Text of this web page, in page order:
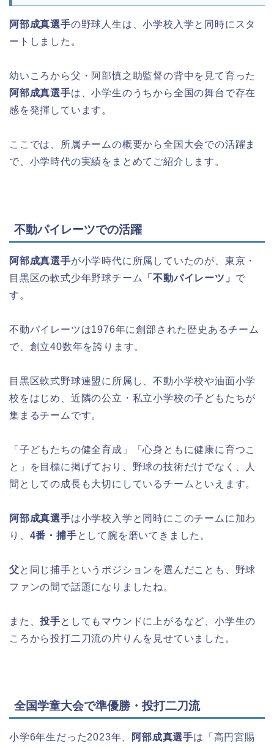
阿部成真選手の野球人生は、小学校入学と同時にスタ
ートしました。
幼いころから父・阿部慎之助監督の背中を見て育った
阿部成真選手は、小学生のうちから全国の舞台で存在
感を発揮しています。
ここでは、所属チームの概要から全国大会での活躍ま
で、小学時代の実績をまとめてご紹介します。
不動パイレーツでの活躍
阿部成真選手が小学時代に所属していたのが、東京・
目黒区の軟式少年野球チーム
「不動パイレーツ」 で
す。
不動パイレーツは1976年に創部された歴史あるチーム
で、創立40数年を誇ります。
目黒区軟式野球連盟に所属し、不動小学校や油面小学
校をはじめ、近隣の公立・私立小学校の子どもたちが
集まるチームです。
「子どもたちの健全育成」「心身ともに健康に育つこ
と」を目標に掲げており、野球の技術だけでなく、人
間としての成長も大切にしているチームといえます。
阿部成真選手は小学校入学と同時にこのチームに加わ
り、 4番・捕手として腕を磨いてきました。
父と同じ捕手というポジションを選んだことも、野球
ファンの間で話題になりましたね。
また、投手としてもマウンドに上がるなど、小学生の
ころから投打二刀流の片りんを見せていました。
全国学童大会で準優勝・投打二刀流
小学6年生だった2023年、 阿部成真選手は「高円宮賜